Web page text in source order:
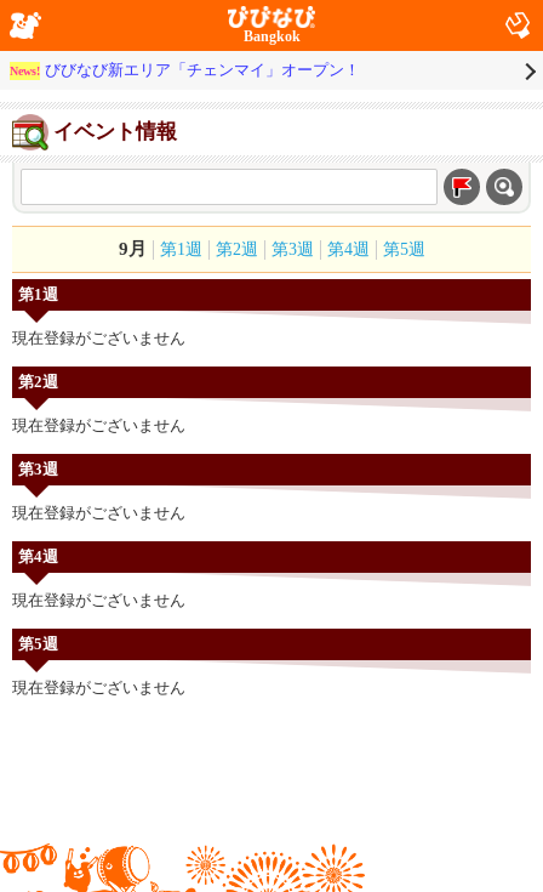
Bangkok
News! びびなび新エリア「チェンマイ」オープン！
イベント情報
9月 第1週 第2週 第3週 第4週 第5週
第1週
現在登録がございません
第2週
現在登録がございません
第3週
現在登録がございません
第4週
現在登録がございません
第5週
現在登録がございません